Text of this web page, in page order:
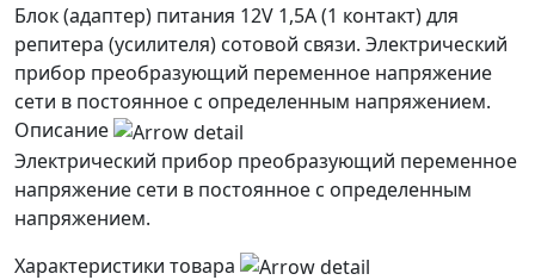
Блок (адаптер) питания 12V 1,5A (1 контакт) для
репитера (усилителя) сотовой связи. Электрический
прибор преобразующий переменное напряжение
сети в постоянное с определенным напряжением.
Описание
Электрический прибор преобразующий переменное
напряжение сети в постоянное с определенным
напряжением.
Характеристики товара